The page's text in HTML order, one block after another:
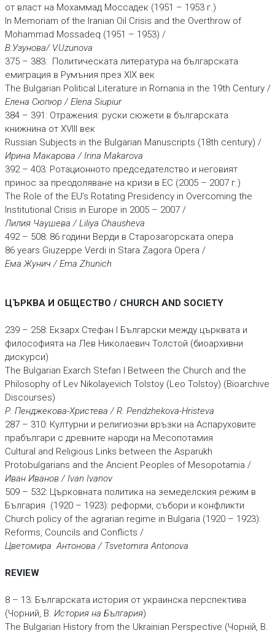
от власт на Мохаммад Моссадек (1951 – 1953 г.)
In Memoriam of the Iranian Oil Crisis and the Overthrow оf
Mohammad Mossadeq (1951 – 1953) /
В.Узунова/ V.Uzunova
375 – 383: Политическата литература на българската
емиграция в Румъния през ХІХ век
The Bulgarian Political Literature in Romania in the 19th Century /
Елена Сюпюр / Elena Siupiur
384 – 391: Отражения: руски сюжети в българската
книжнина от XVIII век
Russian Subjects in the Bulgarian Manuscripts (18th century) /
Ирина Макарова / Irina Makarova
392 – 403: Ротационното председателство и неговият
принос за преодоляване на кризи в ЕС (2005 – 2007 г.)
The Role of the EU’s Rotating Presidency in Overcoming the
Institutional Crisis in Europe in 2005 – 2007 /
Лилия Чаушева / Liliya Chausheva
492 – 508: 86 години Верди в Старозагорската опера
86 years Giuzeppe Verdi in Stara Zagora Opera /
Ема Жунич / Ema Zhunich
ЦЪРКВА И ОБЩЕСТВО / CHURCH AND SOCIETY
239 – 258: Екзарх Стефан I Български между църквата и
философията на Лев Николаевич Толстой (биоархивни
дискурси)
The Bulgarian Exarch Stefan I Between the Church and the
Philosophy of Lev Nikolayevich Tolstoy (Leo Tolstoy) (Bioarchive
Discourses)
Р. Пенджекова-Христева / R. Pendzhekova-Hristeva
287 – 310: Културни и религиозни връзки на Аспаруховите
прабългари с древните народи на Месопотамия
Cultural and Religious Links between the Asparukh
Protobulgarians and the Ancient Peoples of Mesopotamia /
Иван Иванов / Ivan Ivanov
509 – 532: Църковната политика на земеделския режим в
България (1920 – 1923): реформи, събори и конфликти
Church policy of the agrarian regime in Bulgaria (1920 – 1923):
Reforms, Councils and Conflicts /
Цветомира Антонова / Tsvetomira Antonova
REVIEW
8 – 13: Българската история от украинска перспектива
(Чорний, В. История на България)
The Bulgarian History from the Ukrainian Perspective (Чорнiй, В.